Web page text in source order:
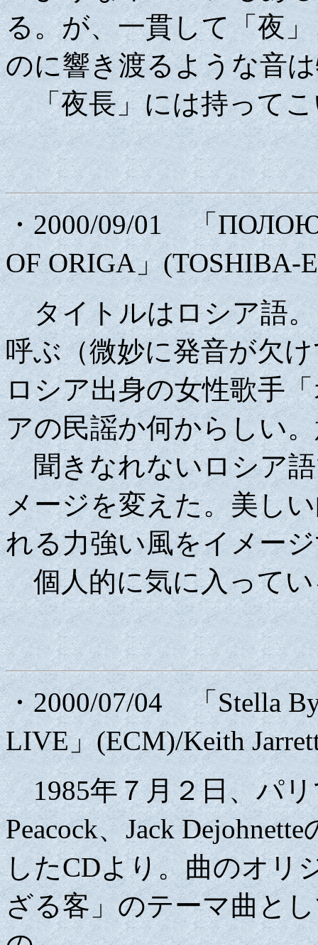
る。が、一貫して「夜
のに響き渡るような音
「夜長」には持ってこ
・2000/09/01 「
OF ORIGA」(TOSHIBA-
タイトルはロシア語。
呼ぶ（微妙に発音が欠
ロシア出身の女性歌手
アの民謡か何からしい
聞きなれないロシア語
メージを変えた。美し
れる力強い風をイメー
個人的に気に入ってい
・2000/07/04 「Stella
LIVE」(ECM)/Keith
1985年７月２日、パリ
Peacock、Jack
したCDより。曲のオリ
ざる客」のテーマ曲と